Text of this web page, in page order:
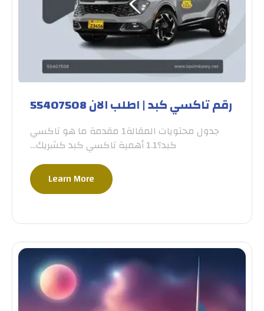
رقم تاكسي كبد | اطلب الان 55407508
جدول محتويات المقالة1 مقدمة ما هو تاكسي
كبد؟1.1 أهمية تاكسي كبد كشريك…
Learn More